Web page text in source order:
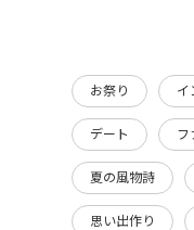
お祭り イ
デート フ
夏の風物詩
思い出作り